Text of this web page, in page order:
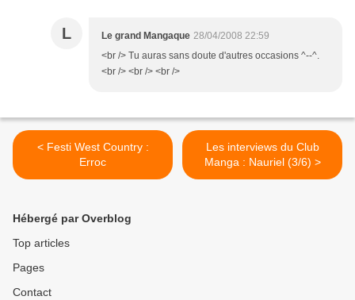
L Le grand Mangaque 28/04/2008 22:59
<br /> Tu auras sans doute d'autres occasions ^--^.
<br /> <br /> <br />
< Festi West Country :
Erroc
Les interviews du Club
Manga : Nauriel (3/6) >
Hébergé par Overblog
Top articles
Pages
Contact